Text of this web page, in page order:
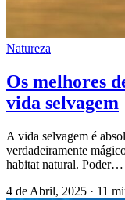
Natureza
Os melhores
vida selvagem
A vida selvagem é
verdadeiramente
habitat natural. Poder…
4 de Abril, 2025 · 11